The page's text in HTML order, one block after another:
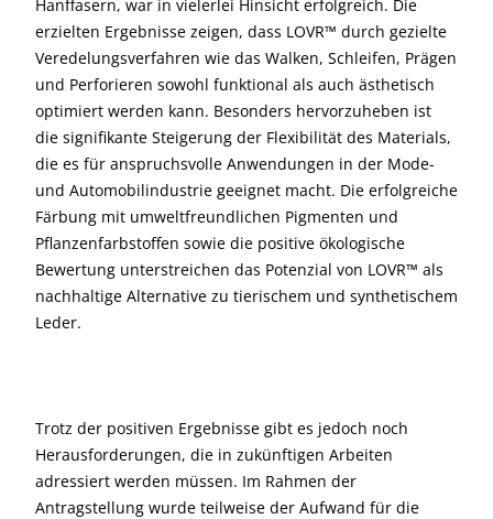
Hanffasern, war in vielerlei Hinsicht erfolgreich. Die
erzielten Ergebnisse zeigen, dass LOVR™ durch gezielte
Veredelungsverfahren wie das Walken, Schleifen, Prägen
und Perforieren sowohl funktional als auch ästhetisch
optimiert werden kann. Besonders hervorzuheben ist
die signifikante Steigerung der Flexibilität des Materials,
die es für anspruchsvolle Anwendungen in der Mode-
und Automobilindustrie geeignet macht. Die erfolgreiche
Färbung mit umweltfreundlichen Pigmenten und
Pflanzenfarbstoffen sowie die positive ökologische
Bewertung unterstreichen das Potenzial von LOVR™ als
nachhaltige Alternative zu tierischem und synthetischem
Leder.
Trotz der positiven Ergebnisse gibt es jedoch noch
Herausforderungen, die in zukünftigen Arbeiten
adressiert werden müssen. Im Rahmen der
Antragstellung wurde teilweise der Aufwand für die